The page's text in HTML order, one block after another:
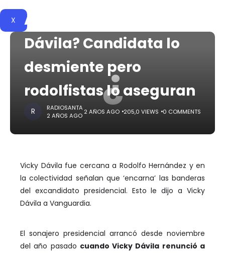
X
¿
Anticorrupción a Vicky
Dávila? Candidata lo
desmiente pero
rodolfistas lo aseguran
RADIOSANTA
2 AÑOS AGO 2 AÑOS AGO 205,0 VIEWS 0 COMMENTS
Vicky Dávila fue cercana a Rodolfo Hernández y en
la colectividad señalan que ‘encarna’ las banderas
del excandidato presidencial. Esto le dijo a Vicky
Dávila a Vanguardia.
El sonajero presidencial arrancó desde noviembre
del año pasado cuando Vicky Dávila renunció a